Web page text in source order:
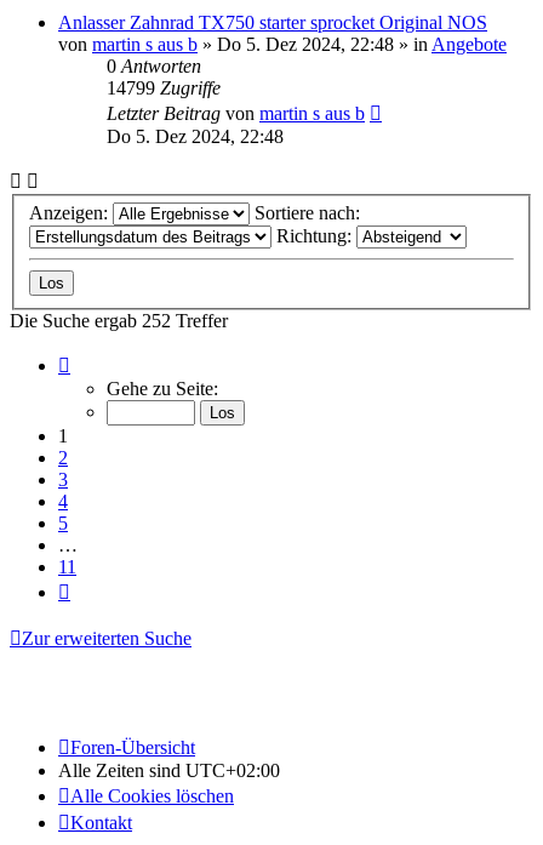
Anlasser Zahnrad TX750 starter sprocket Original NOS
von martin s aus b » Do 5. Dez 2024, 22:48 » in Angebote
0 Antworten
14799 Zugriffe
Letzter Beitrag von martin s aus b
Do 5. Dez 2024, 22:48
Anzeigen:
Sortiere nach:
Richtung:
Die Suche ergab 252 Treffer
von
Gehe zu Seite:
1
2
3
4
5
…
11
Zur erweiterten Suche
Foren-Übersicht
Alle Zeiten sind UTC+02:00
Alle Cookies löschen
Kontakt